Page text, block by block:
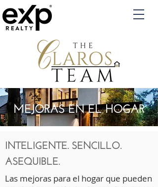
MEJORAS EN EL HOGAR
INTELIGENTE. SENCILLO.
ASEQUIBLE.
Las mejoras para el hogar que pueden